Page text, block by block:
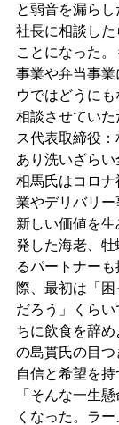
と弱音を漏ら
社長に相談し
ことになった
事業や弁当事
ウではどうにも
相談させてい
ス代表取締役
あり洗いざらい
相馬氏はコロ
業やデリバリ
新しい価値を
発した海老、
るパートナー
際、最初は「
だろう」くら
ちに飲食を辞
の島貫氏の目
自信と希望を
「そんな一生
くなった。ラ